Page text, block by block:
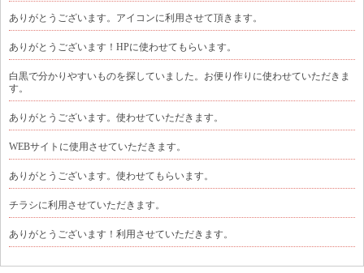
ありがとうございます。アイコンに利用させて頂きます。
ありがとうございます！HPに使わせてもらいます。
白黒で分かりやすいものを探していました。お便り作りに使わせていただきま
す。
ありがとうございます。使わせていただきます。
WEBサイトに使用させていただきます。
ありがとうございます。使わせてもらいます。
チラシに利用させていただきます。
ありがとうございます！利用させていただきます。